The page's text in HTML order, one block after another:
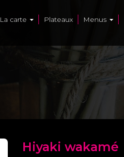
La carte Plateaux Menus
Hiyaki wakamé